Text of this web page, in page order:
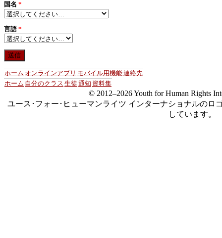
国名 *
言語*
ホーム オンラインアプリ モバイル用機能連絡先
ホーム 自分のクラス 生徒 通知 資料集
© 2012–2026 Youth for Human Rights
ユース･フォー･ヒューマンライツ インターナショナルのロゴ
しています。